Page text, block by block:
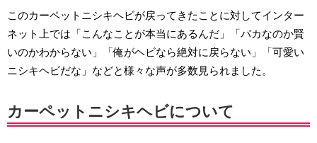
このカーペットニシキヘビが戻ってきたことに対してインター
ネット上では「こんなことが本当にあるんだ」「バカなのか賢
いのかわからない」「俺がヘビなら絶対に戻らない」「可愛い
ニシキヘビだな」などと様々な声が多数見られました。
カーペットニシキヘビについて